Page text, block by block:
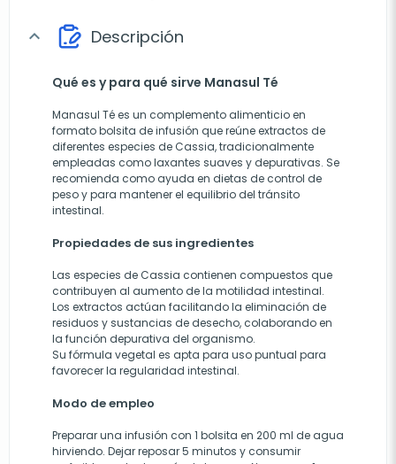
expand_more Descripción
Qué es y para qué sirve Manasul Té
Manasul Té es un complemento alimenticio en
formato bolsita de infusión que reúne extractos de
diferentes especies de Cassia, tradicionalmente
empleadas como laxantes suaves y depurativas. Se
recomienda como ayuda en dietas de control de
peso y para mantener el equilibrio del tránsito
intestinal.
Propiedades de sus ingredientes
Las especies de Cassia contienen compuestos que
contribuyen al aumento de la motilidad intestinal.
Los extractos actúan facilitando la eliminación de
residuos y sustancias de desecho, colaborando en
la función depurativa del organismo.
Su fórmula vegetal es apta para uso puntual para
favorecer la regularidad intestinal.
Modo de empleo
Preparar una infusión con 1 bolsita en 200 ml de agua
hirviendo. Dejar reposar 5 minutos y consumir